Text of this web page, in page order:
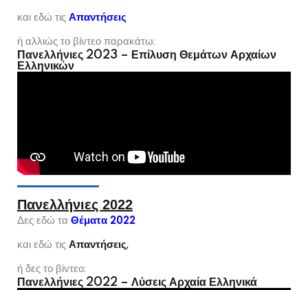
και εδώ τιςΑπαντήσεις
ή αλλιώς το βίντεο παρακάτω:
Πανελλήνιες 2023 – Επίλυση Θεμάτων Αρχαίων
Ελληνικών
Πανελλήνιες 2022
Δες εδώ τα Θέματα 2022
και εδώ τιςΑπαντήσεις,
ή δες το βίντεο:
Πανελλήνιες 2022 – Λύσεις Αρχαία Ελληνικά